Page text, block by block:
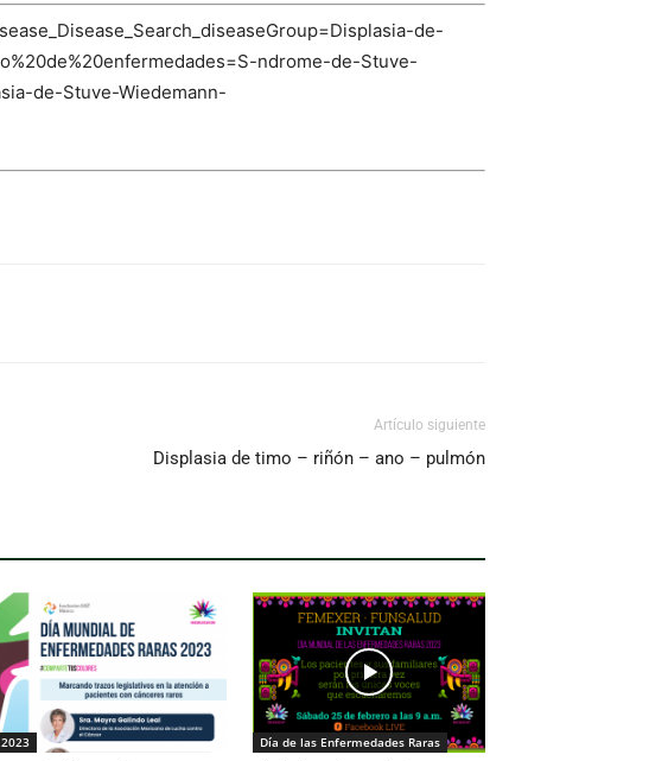
de-
ndrome-de-Stuve-
de-Stuve-Wiedemann-
Artículo siguiente
Displasia de timo – riñón – ano – pulmón
2023 Día de las Enfermedades Raras